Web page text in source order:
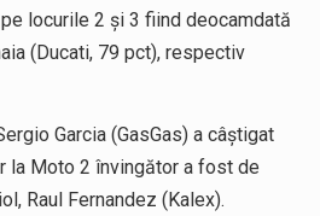
locurile 2 şi 3 fiind deocamdată
(Ducati, 79 pct), respectiv
Garcia (GasGas) a câştigat
la Moto 2 învingător a fost de
Raul Fernandez (Kalex).